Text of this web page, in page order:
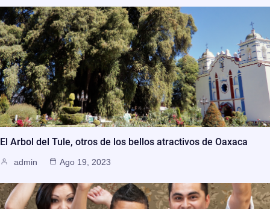
El Arbol del Tule, otros de los bellos atractivos de Oaxaca
admin Ago 19, 2023